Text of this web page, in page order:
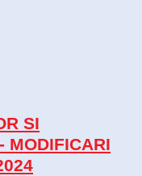
SI
MODIFICARI